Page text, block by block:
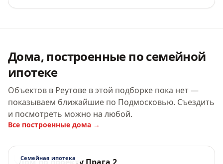
Дома, построенные по семейной
ипотеке
Объектов в Реутове в этой подборке пока нет —
показываем ближайшие по Подмосковью. Съездить
и посмотреть можно на любой.
Все построенные дома →
Семейная ипотека